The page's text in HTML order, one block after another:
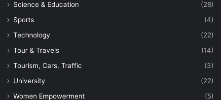
Science & Education
(28)
Sports
(4)
Technology
(22)
Tour & Travels
(14)
Tourism, Cars, Traffic
(3)
University
(22)
Women Empowerment
(5)